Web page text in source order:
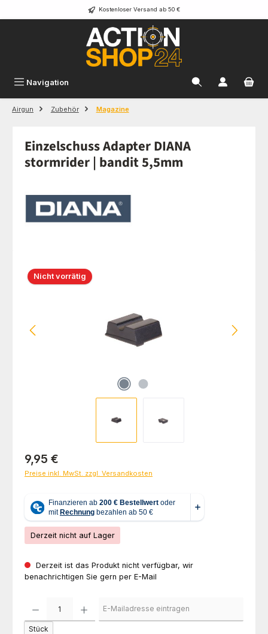
Zum Hauptinhalt springen Kostenloser Versand ab 50 €
Navigation
Airgun Zubehör Magazine
Einzelschuss Adapter DIANA
stormrider | bandit 5,5mm
Bildergalerie überspringen
Nicht vorrätig
Regulärer Preis:
9,95 €
Preise inkl. MwSt. zzgl. Versandkosten
Derzeit nicht auf Lager
Derzeit ist das Produkt nicht verfügbar, wir
benachrichtigen Sie gern per E-Mail
Stück